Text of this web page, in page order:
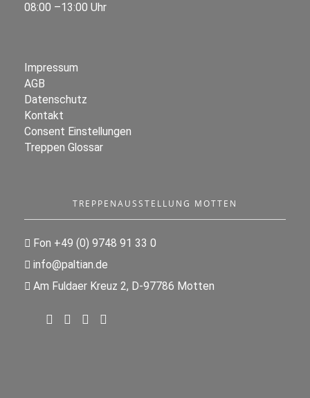
08:00 –13:00 Uhr
Impressum
AGB
Datenschutz
Kontakt
Consent Einstellungen
Treppen Glossar
TREPPENAUSSTELLUNG MOTTEN
Fon +49 (0) 9748 91 33 0
info@paltian.de
Am Fuldaer Kreuz 2, D-97786 Motten